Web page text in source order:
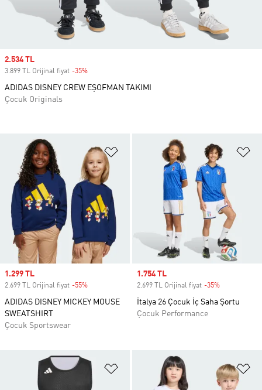
Favori Listesine Ekle
Sale price
1.299 TL
2.699 TL Orijinal fiyat -55%
ADIDAS DISNEY MICKEY MOUSE
SWEATSHIRT
Çocuk Sportswear
Sale price
1.754 TL
2.699 TL Orijinal fiyat -35%
İtalya 26 Çocuk İç Saha Şortu
Çocuk Performance
Favori Listesine Ekle
Sale price
2.534 TL
3.899 TL Orijinal fiyat -35%
ADIDAS DISNEY CREW EŞOFMAN TAKIMI
Çocuk Originals